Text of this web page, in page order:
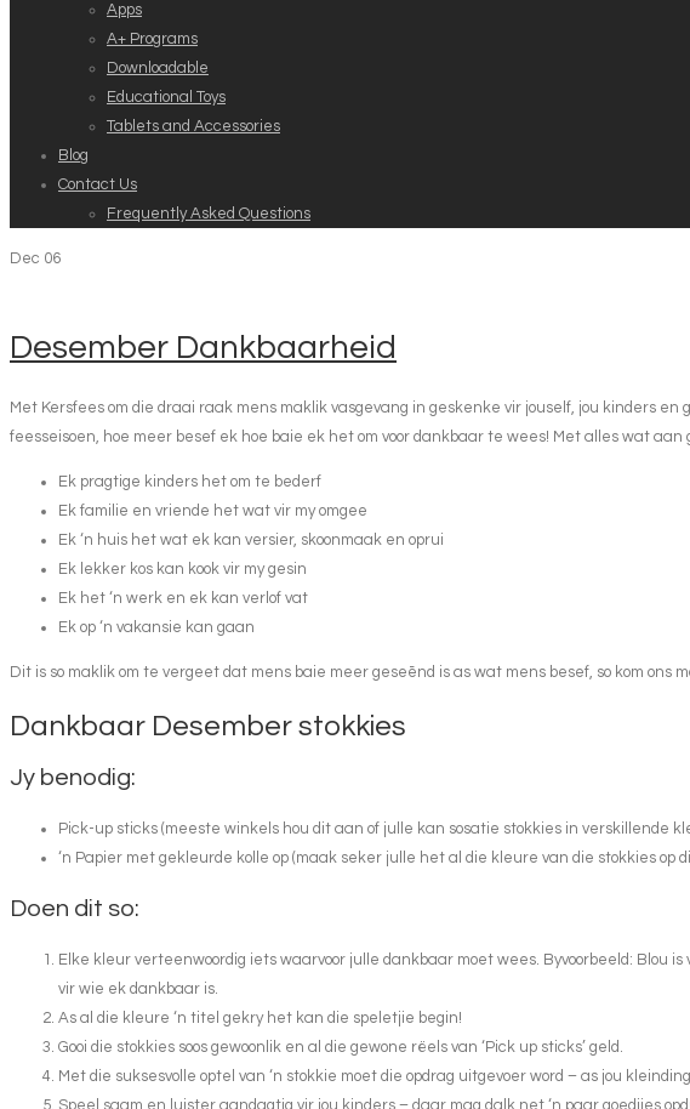
Apps
A+ Programs
Downloadable
Educational Toys
Tablets and Accessories
Blog
Contact Us
Frequently Asked Questions
Dec 06
Desember Dankbaarheid
Met Kersfees om die draai raak mens maklik vasgevang in geskenke vir jouself, jou kinders
feesseisoen, hoe meer besef ek hoe baie ek het om voor dankbaar te wees! Met alles wat aan
Ek pragtige kinders het om te bederf
Ek familie en vriende het wat vir my omgee
Ek ‘n huis het wat ek kan versier, skoonmaak en oprui
Ek lekker kos kan kook vir my gesin
Ek het ‘n werk en ek kan verlof vat
Ek op ‘n vakansie kan gaan
Dit is so maklik om te vergeet dat mens baie meer geseēnd is as wat mens besef, so kom ons
Dankbaar Desember stokkies
Jy benodig:
Pick-up sticks (meeste winkels hou dit aan of julle kan sosatie stokkies in verskillende
‘n Papier met gekleurde kolle op (maak seker julle het al die kleure van die stokkies op
Doen dit so:
Elke kleur verteenwoordig iets waarvoor julle dankbaar moet wees. Byvoorbeeld: Blou
vir wie ek dankbaar is.
As al die kleure ‘n titel gekry het kan die speletjie begin!
Gooi die stokkies soos gewoonlik en al die gewone rëels van ‘Pick up sticks’ geld.
Met die suksesvolle optel van ‘n stokkie moet die opdrag uitgevoer word – as jou